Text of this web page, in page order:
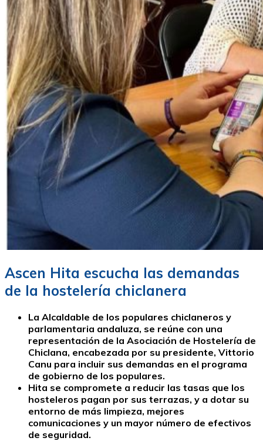
Ascen Hita escucha las demandas
de la hostelería chiclanera
La Alcaldable de los populares chiclaneros y
parlamentaria andaluza, se reúne con una
representación de la Asociación de Hostelería de
Chiclana, encabezada por su presidente, Vittorio
Canu para incluir sus demandas en el programa
de gobierno de los populares.
Hita se compromete a reducir las tasas que los
hosteleros pagan por sus terrazas, y a dotar su
entorno de más limpieza, mejores
comunicaciones y un mayor número de efectivos
de seguridad.